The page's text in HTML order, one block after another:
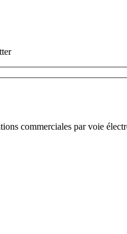
commerciales par voie